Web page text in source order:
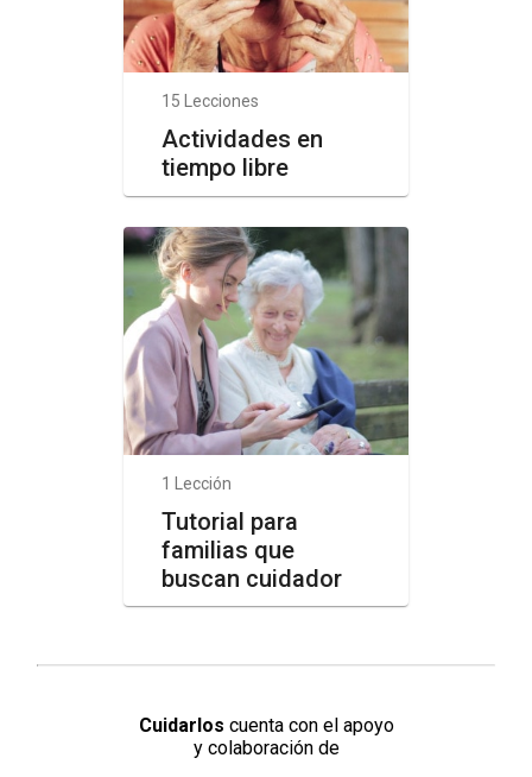
15 Lecciones
Actividades en
tiempo libre
1 Lección
Tutorial para
familias que
buscan cuidador
Cuidarlos cuenta con el apoyo
y colaboración de